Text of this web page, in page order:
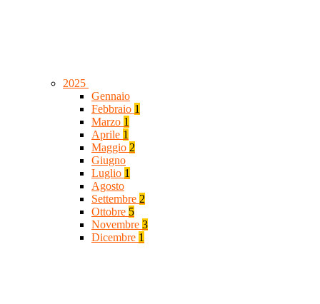
2025
Gennaio
Febbraio 1
Marzo 1
Aprile 1
Maggio 2
Giugno
Luglio 1
Agosto
Settembre 2
Ottobre 5
Novembre 3
Dicembre 1